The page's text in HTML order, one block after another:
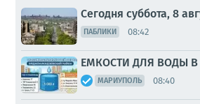
Сегодня суббота, 8
ПАБЛИКИ 08:42
ЕМКОСТИ ДЛЯ ВОДЫ
МАРИУПОЛЬ 08:40